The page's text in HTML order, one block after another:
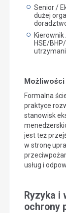
Senior /
dużej
HSE/
Możliwości
Formalna
praktyce
stanowisk
jest też
w stronę
usług i
Ryzyka i
ochrony